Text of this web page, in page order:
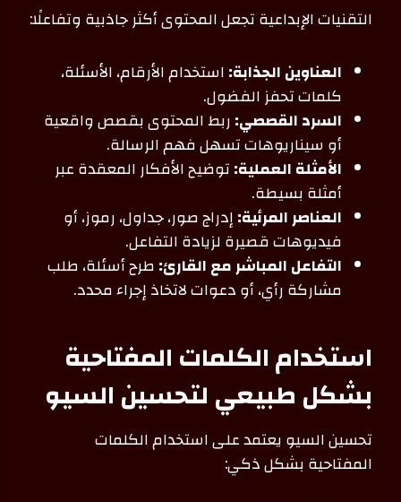
التقنيات الإبداعية تجعل المحتوى أكثر جاذبية وتفاعلًا:
العناوين الجذابة:استخدام الأرقام، الأسئلة،
كلمات تحفز الفضول.
السرد القصصي:ربط المحتوى بقصص واقعية
أو سيناريوهات تسهل فهم الرسالة.
الأمثلة العملية:توضيح الأفكار المعقدة عبر
أمثلة بسيطة.
العناصر المرئية:إدراج صور، جداول، رموز، أو
فيديوهات قصيرة لزيادة التفاعل.
التفاعل المباشر مع القارئ:طرح أسئلة، طلب
مشاركة رأي، أو دعوات لاتخاذ إجراء محدد.
استخدام الكلمات المفتاحية
بشكل طبيعي لتحسين السيو
تحسين السيو يعتمد على استخدام الكلمات
المفتاحية بشكل ذكي: